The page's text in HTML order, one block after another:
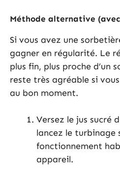
Méthode alternative
Si vous avez une
gagner en régularité. Le
plus fin, plus proche d’un
reste très agréable si
au bon moment.
Versez le jus sucré
lancez le turbinage
fonctionnement
appareil.